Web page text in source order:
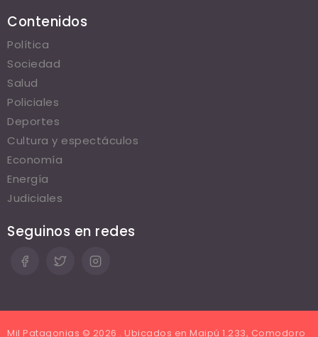
Contenidos
Política
Sociedad
Salud
Policiales
Deportes
Cultura y espectáculos
Economía
Energía
Judiciales
Seguinos en redes
Mil Patagonias © 2026 . Ubicados en Maipú 1.233, Comodoro